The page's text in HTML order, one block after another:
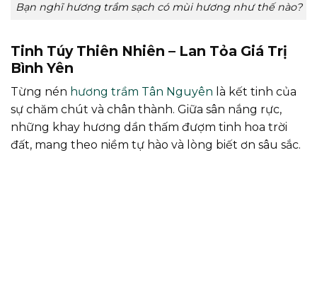
Bạn nghĩ hương trầm sạch có mùi hương như thế nào?
Tinh Túy Thiên Nhiên – Lan Tỏa Giá Trị
Bình Yên
Từng nén hương trầm Tân Nguyên là kết tinh của
sự chăm chút và chân thành. Giữa sân nắng rực,
những khay hương dần thấm đượm tinh hoa trời
đất, mang theo niềm tự hào và lòng biết ơn sâu sắc.